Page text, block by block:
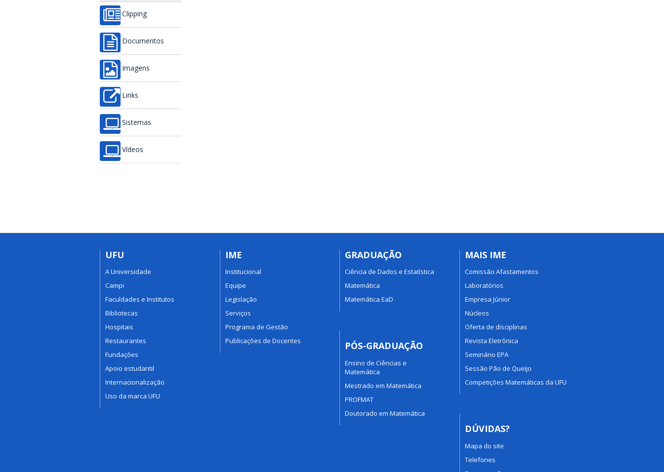
Clipping
Documentos
Imagens
Links
Sistemas
Vídeos
UFU
A Universidade
Campi
Faculdades e Institutos
Bibliotecas
Hospitais
Restaurantes
Fundações
Apoio estudantil
Internacionalização
Uso da marca UFU
IME
Institucional
Equipe
Legislação
Serviços
Programa de Gestão
Publicações de Docentes
GRADUAÇÃO
Ciência de Dados e Estatística
Matemática
Matemática EaD
PÓS-GRADUAÇÃO
Ensino de Ciências e
Matemática
Mestrado em Matemática
PROFMAT
Doutorado em Matemática
MAIS IME
Comissão Afastamentos
Laboratórios
Empresa Júnior
Núcleos
Oferta de disciplinas
Revista Eletrônica
Seminário EPA
Sessão Pão de Queijo
Competições Matemáticas da UFU
DÚVIDAS?
Mapa do site
Telefones